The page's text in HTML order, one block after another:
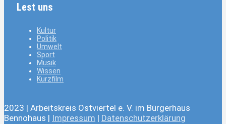
Lest uns
Kultur
Politik
Umwelt
Sport
Musik
Wissen
Kurzfilm
2023 | Arbeitskreis Ostviertel e. V. im Bürgerhaus
Bennohaus | Impressum | Datenschutzerklärung